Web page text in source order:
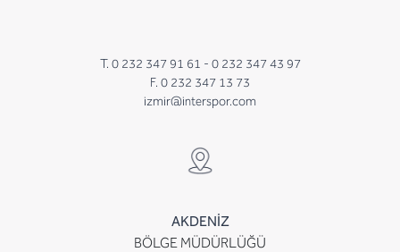
T. 0 232 347 91 61 - 0 232 347 43 97
F. 0 232 347 13 73
izmir@interspor.com
AKDENİZ
BÖLGE MÜDÜRLÜĞÜ